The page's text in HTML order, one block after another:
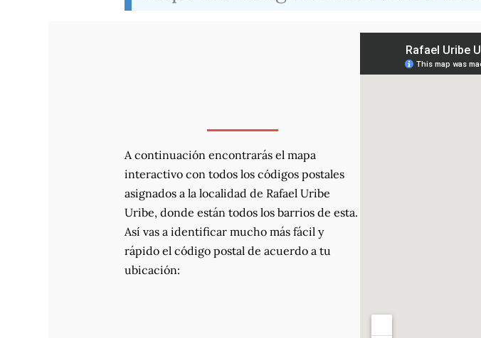
A continuación encontrarás el mapa
interactivo con todos los códigos postales
asignados a la localidad de Rafael Uribe
Uribe, donde están todos los barrios de esta.
Así vas a identificar mucho más fácil y
rápido el código postal de acuerdo a tu
ubicación: